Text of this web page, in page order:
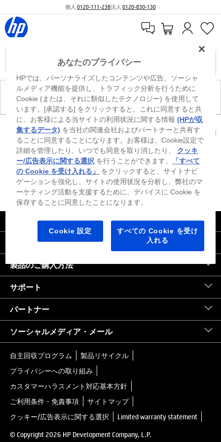
個人 0120-111-238法人 0120-830-130
現在、このカテゴリには商品がありません。
カートを確認
※ Windowsのすべてのエディションまたはバージョンで、すべての機能を使用でき
るわけではありません。Windowsの機能を最大限に活用するには、システムのハ
ードウェア、ドライバー、ソフトウェアのアップグレードおよび/または別途購
入、あるいはBIOSのアップデートが必要になる場合があります。Windowsは自動
的にアップデートされ、有効になります。高速インターネットとMicrosoftアカウ
ントが必要になります。ISPの料金が適用され、今後アップデートの際に要件が追
加される場合があります。http://www.windows.com 外部リンクアイコンをご覧く
ださい。
｜United States HP.com
会社情報
製品のご購入方法
サポート
パートナー
ソーシャルメディア・メール
自主回収プログラム
製品リサイクル
プライバシーへの取り組み
カスタマーハラスメント対応基本方針
ご利用条件・免責事項
サイトマップ
クッキー/広告表示に関する選択
Limited warranty statement
© Copyright 2026 HP Development Company, L.P.
あなたのプライバシー
HPでは、パーソナライズしたコンテンツや広告、ソーシャ
ルメディア機能を提供し、トラフィック分析を行うために
Cookie (または、それに類似したテクノロジー) を使用して
います。[承認する] をクリックすると、これに同意すると共
に、お客様による当サイトの利用状況に関する情報(HPが収
集するデータ) を当社の関連会社およびパートナーと共有す
ることに同意することになります。お客様は、Cookie設定で
詳細を管理したり、いつでも同意を取り消したり、 クッキ
ー/広告表示に関する選択 を行うことができます。
「すべて
の Cookie を受け入れる」
をクリックすると、サイトナビ
ゲーションを強化し、サイトの使用状況を分析し、弊社のマ
ーケティング活動を支援するために、デバイスに Cookie を
保存することに同意したことになります。
Cookie 設定
すべての Cookie を受け
入れる